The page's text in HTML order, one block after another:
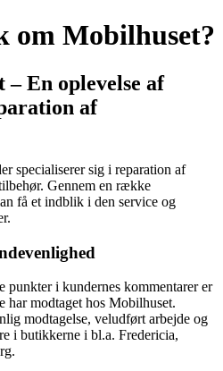
om Mobilhuset?
En oplevelse af
af
specialiserer sig i reparation af
Gennem en række
få et indblik i den service og
punkter i kundernes kommentarer er
har modtaget hos Mobilhuset.
modtagelse, veludført arbejde og
i butikkerne i bl.a. Fredericia,